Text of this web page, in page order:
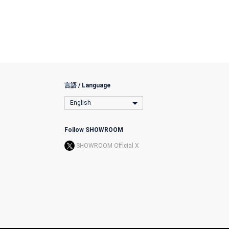
言語 / Language
English
Follow SHOWROOM
SHOWROOM Official X